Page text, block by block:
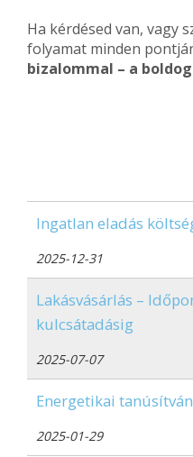
Ha kérdésed van, vagy
folyamat minden
bizalommal – a
Ingatlan eladás
2025-12-31
Lakásvásárlás –
kulcsátadásig
2025-07-07
Energetikai
2025-01-29